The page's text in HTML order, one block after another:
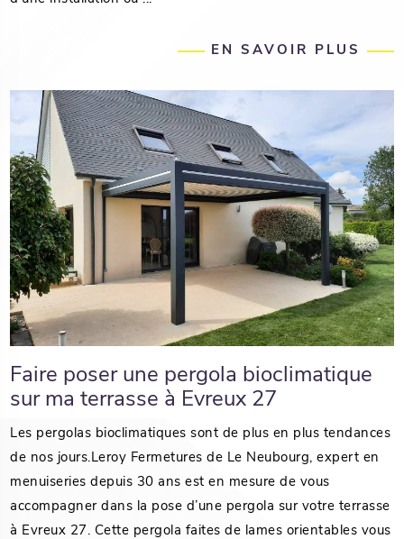
EN SAVOIR PLUS
Faire poser une pergola bioclimatique
sur ma terrasse à Evreux 27
Les pergolas bioclimatiques sont de plus en plus tendances
de nos jours.Leroy Fermetures de Le Neubourg, expert en
menuiseries depuis 30 ans est en mesure de vous
accompagner dans la pose d’une pergola sur votre terrasse
à Evreux 27. Cette pergola faites de lames orientables vous